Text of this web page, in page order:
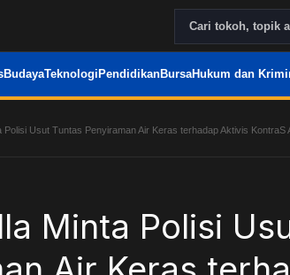
BudayaTeknologi PendidikanBursaHukum dan
Polisi Usut Tuntas Penyiraman Air Keras terhadap Aktivis KontraS
Minta Polisi